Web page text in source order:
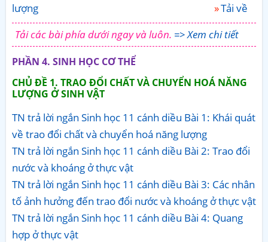
lượng
Tải về
Tải các bài phía dưới ngay và luôn. => Xem chi tiết
PHẦN 4. SINH HỌC CƠ THỂ
CHỦ ĐỀ 1. TRAO ĐỔI CHẤT VÀ CHUYỂN HOÁ NĂNG
LƯỢNG Ở SINH VẬT
TN trả lời ngắn Sinh học 11 cánh diều Bài 1: Khái quát
về trao đổi chất và chuyển hoá năng lượng
TN trả lời ngắn Sinh học 11 cánh diều Bài 2: Trao đổi
nước và khoáng ở thực vật
TN trả lời ngắn Sinh học 11 cánh diều Bài 3: Các nhân
tố ảnh hưởng đến trao đổi nước và khoáng ở thực vật
TN trả lời ngắn Sinh học 11 cánh diều Bài 4: Quang
hợp ở thực vật